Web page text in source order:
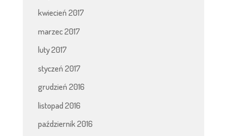
kwiecień 2017
marzec 2017
luty 2017
styczeń 2017
grudzień 2016
listopad 2016
październik 2016